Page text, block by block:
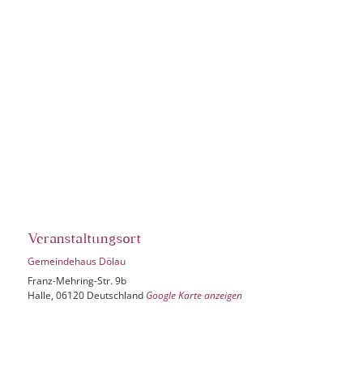
Veranstaltungsort
Gemeindehaus Dölau
Franz-Mehring-Str. 9b
Halle, 06120 Deutschland Google Karte anzeigen